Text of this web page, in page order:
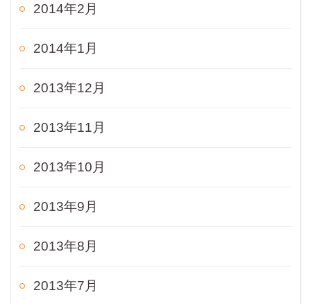
2014年2月
2014年1月
2013年12月
2013年11月
2013年10月
2013年9月
2013年8月
2013年7月